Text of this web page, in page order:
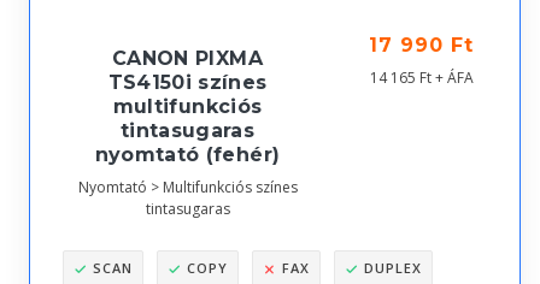
CANON PIXMA
TS4150i színes
multifunkciós
tintasugaras
nyomtató (fehér)
Nyomtató > Multifunkciós színes
tintasugaras
17 990 Ft
14 165 Ft + ÁFA
SCAN COPY FAX DUPLEX